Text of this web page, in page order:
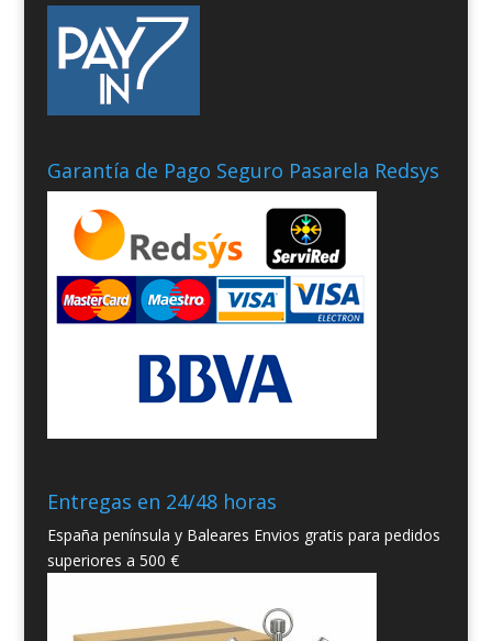
Garantía de Pago Seguro Pasarela Redsys
Entregas en 24/48 horas
España península y Baleares Envios gratis para pedidos
superiores a 500 €